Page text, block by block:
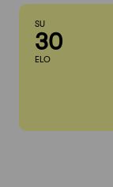
SU
30
ELO